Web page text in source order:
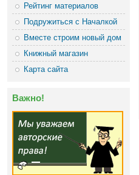
Рейтинг материалов
Подружиться с Началкой
Вместе строим новый дом
Книжный магазин
Карта сайта
Важно!